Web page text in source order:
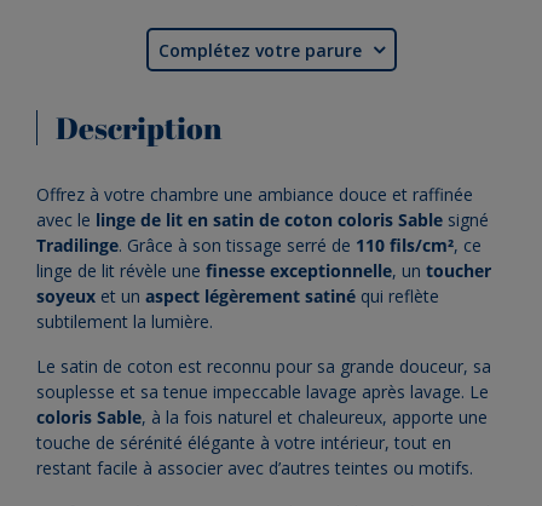
Complétez votre parure 
Description
Offrez à votre chambre une ambiance douce et raffinée
avec le linge de lit en satin de coton coloris Sable signé
Tradilinge. Grâce à son tissage serré de 110 fils/cm², ce
linge de lit révèle une finesse exceptionnelle, un toucher
soyeux et un aspect légèrement satiné qui reflète
subtilement la lumière.
Le satin de coton est reconnu pour sa grande douceur, sa
souplesse et sa tenue impeccable lavage après lavage. Le
coloris Sable, à la fois naturel et chaleureux, apporte une
touche de sérénité élégante à votre intérieur, tout en
restant facile à associer avec d’autres teintes ou motifs.